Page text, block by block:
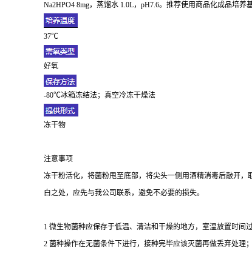
Na2HPO4 8mg，蒸馏水 1.0L，pH7.6。推荐使用商品化成品培养基
37℃
好氧
-80℃冰箱冻结法；真空冷冻干燥法
冻干物
注意事项
冻干粉活化，将菌粉甩至底部，将尖头一侧用酒精消毒后敲开
白之处，应先与我公司联系，避免不必要的损失。
1 微生物菌种应保存于低温、清洁和干燥的地方，室温放置时间
2 菌种操作在无菌条件下进行，接种完毕应该灭菌再做丢弃处理；